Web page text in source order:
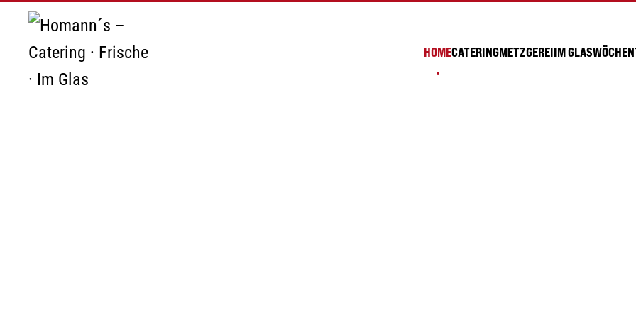
Zum Hauptinhalt springen
HOMECATERINGMETZGEREIIM GLAS